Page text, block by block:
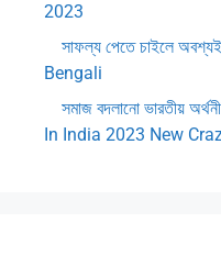
2023
সাফল্য পেতে চাইলে
Bengali
সমাজ বদলানো ভারতীয়
In India 2023 New